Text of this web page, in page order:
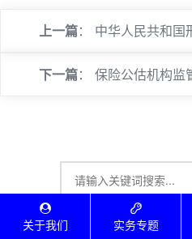
上一篇： 中华人民共和国
下一篇： 保险公估机构监
关于我们 实务专题